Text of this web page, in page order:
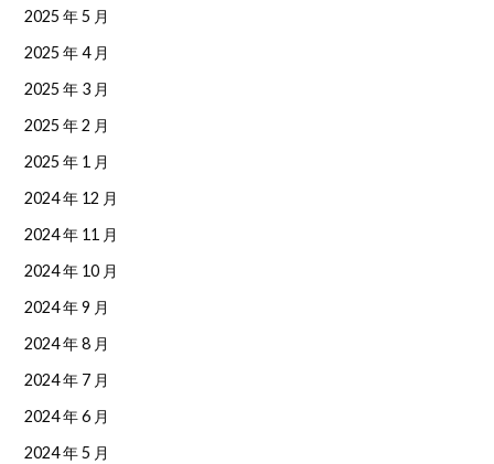
2025 年 5 月
2025 年 4 月
2025 年 3 月
2025 年 2 月
2025 年 1 月
2024 年 12 月
2024 年 11 月
2024 年 10 月
2024 年 9 月
2024 年 8 月
2024 年 7 月
2024 年 6 月
2024 年 5 月